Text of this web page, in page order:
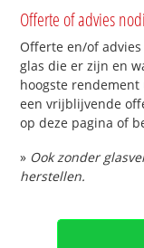
Offerte of advies
Offerte en/of
glas die er zijn en
hoogste
een vrijblijvende
op deze pagina of
» Ook zonder
herstellen.